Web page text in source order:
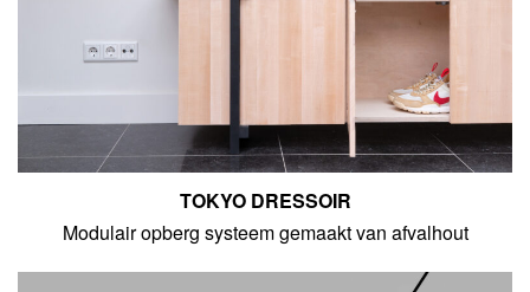
TOKYO DRESSOIR
Modulair opberg systeem gemaakt van afvalhout